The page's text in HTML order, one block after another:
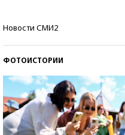
Новости СМИ2
ФОТОИСТОРИИ